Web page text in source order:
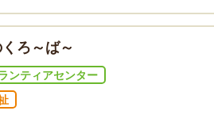
ろ～ば～
ンティアセンター